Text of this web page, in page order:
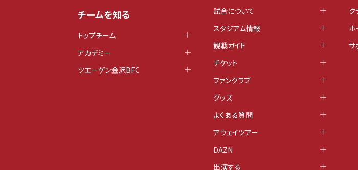
チームを知る
トップチーム
アカデミー
ツエーゲン金沢BFC
試合について
スタジアム情報
観戦ガイド
チケット
ファンクラブ
グッズ
よくある質問
アウェイツアー
DAZN
出演する
ク
ホ
サ